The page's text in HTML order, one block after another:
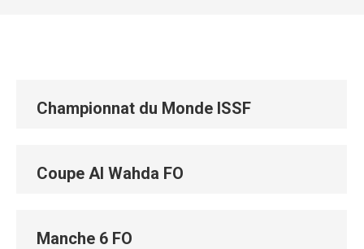
Championnat du Monde ISSF
Coupe Al Wahda FO
Manche 6 FO